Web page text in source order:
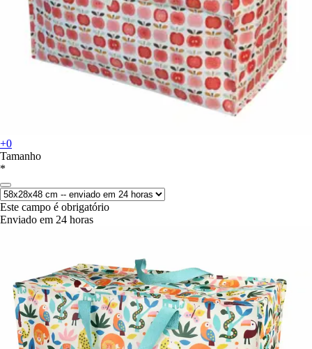
+0
Tamanho
*
Este campo é obrigatório
Enviado em 24 horas